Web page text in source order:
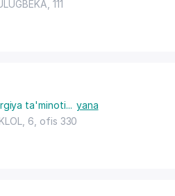
111
ta'minoti... yana
6, ofis 330